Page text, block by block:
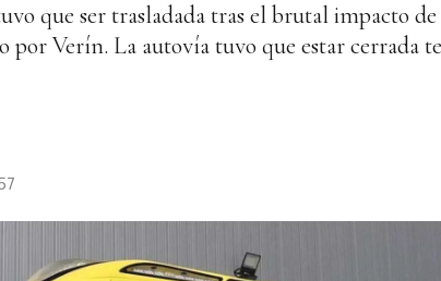
que ser trasladada tras el brutal impacto
por Verín. La autovía tuvo que estar cerrada